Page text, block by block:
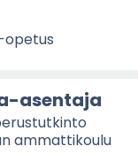
​opetus
​asentaja
am­mat­ti­kou­lu